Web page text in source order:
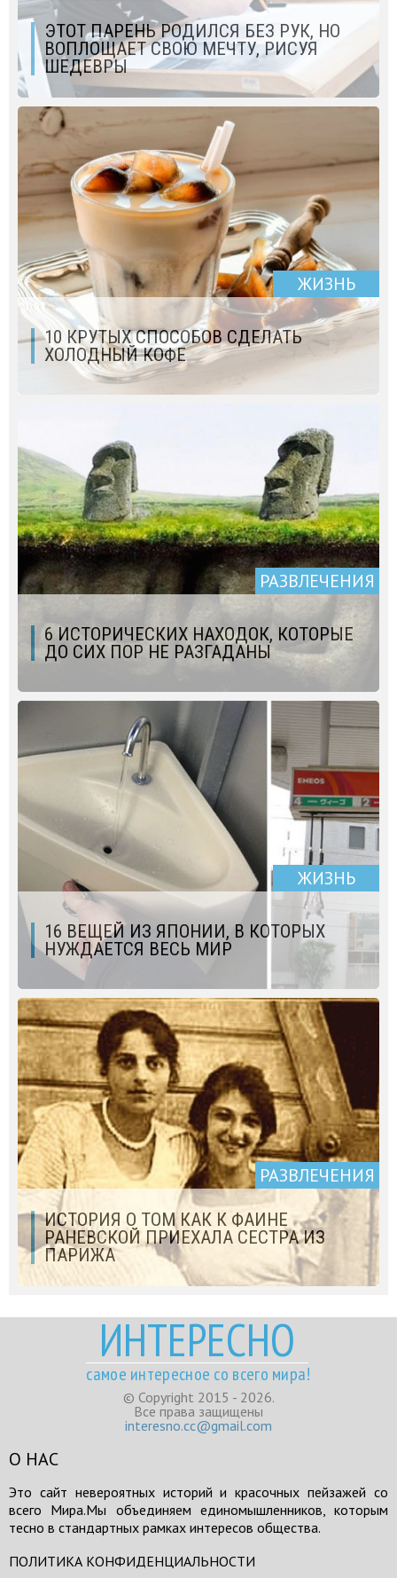
ЭТОТ ПАРЕНЬ РОДИЛСЯ БЕЗ РУК, НО
ВОПЛОЩАЕТ СВОЮ МЕЧТУ, РИСУЯ
ШЕДЕВРЫ
ЖИЗНЬ
10 КРУТЫХ СПОСОБОВ СДЕЛАТЬ
ХОЛОДНЫЙ КОФЕ
РАЗВЛЕЧЕНИЯ
6 ИСТОРИЧЕСКИХ НАХОДОК, КОТОРЫЕ
ДО СИХ ПОР НЕ РАЗГАДАНЫ
ЖИЗНЬ
16 ВЕЩЕЙ ИЗ ЯПОНИИ, В КОТОРЫХ
НУЖДАЕТСЯ ВЕСЬ МИР
РАЗВЛЕЧЕНИЯ
ИСТОРИЯ О ТОМ КАК К ФАИНЕ
РАНЕВСКОЙ ПРИЕХАЛА СЕСТРА ИЗ
ПАРИЖА
ИНТЕРЕСНО
самое интересное со всего мира!
© Copyright 2015 - 2026.
Все права защищены
interesno.cc@gmail.com
О НАС
Это сайт невероятных историй и красочных пейзажей со
всего Мира.Мы объединяем единомышленников, которым
тесно в стандартных рамках интересов общества.
ПОЛИТИКА КОНФИДЕНЦИАЛЬНОСТИ